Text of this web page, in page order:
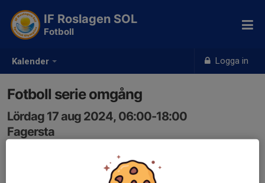
Kalender Logga in
IF Roslagen SOL
Fotboll
Fotboll serie omgång
Lördag 17 aug 2024, 06:00-18:00
Fagersta
Samling: 06:00, Rimbo busstationen
Ni får mer info sen om tiderna.